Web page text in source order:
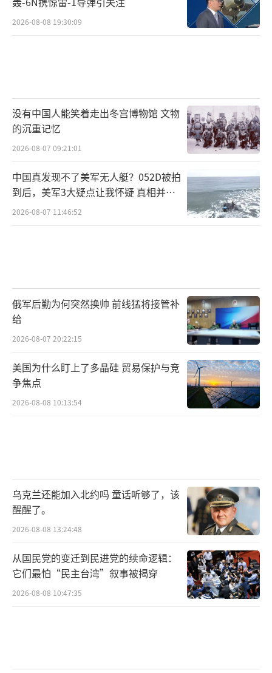
2026-08-08 19:30:09
没有中国人能笑着走出冬宫博物馆 文物
的沉重记忆
2026-08-07 09:21:01
中国真发现不了美军无人艇？052D被拍
到后，美军3大疑点让我怀疑 真相并非
如此
2026-08-07 11:46:52
俄军后勤为何突然换帅 前线猛将接管补
给
2026-08-07 20:22:15
美国为什么盯上了多晶硅 贸易保护与竞
争焦点
2026-08-08 10:13:54
乌克兰还能加入北约吗 童话听够了，该
醒醒了。
2026-08-08 13:24:48
从国民党的变迁到民进党的续命逻辑：
它们最怕“民主台湾”叙事被揭穿
2026-08-08 10:47:35